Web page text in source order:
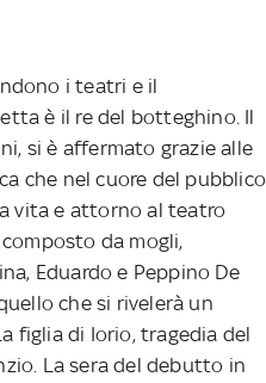
i teatri e il
è il re del botteghino. Il
si è affermato grazie alle
che nel cuore del pubblico
vita e attorno al teatro
da mogli,
Eduardo e Peppino De
che si rivelerà un
figlia di Iorio, tragedia del
La sera del debutto in